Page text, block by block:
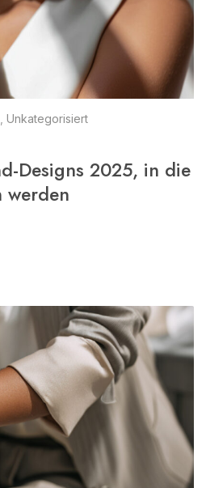
Unkategorisiert
Designs 2025, in die
werden